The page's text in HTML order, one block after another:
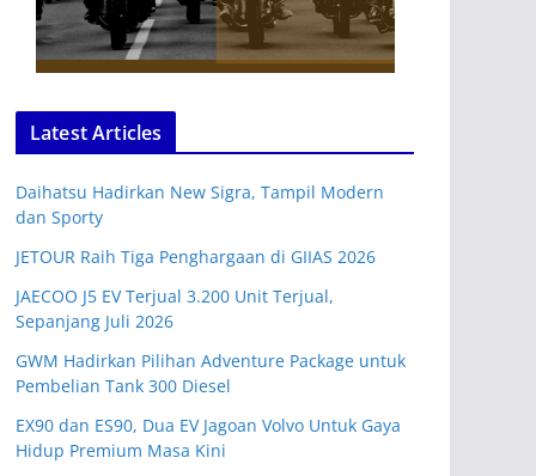
Latest Articles
Daihatsu Hadirkan New Sigra, Tampil Modern
dan Sporty
JETOUR Raih Tiga Penghargaan di GIIAS 2026
JAECOO J5 EV Terjual 3.200 Unit Terjual,
Sepanjang Juli 2026
GWM Hadirkan Pilihan Adventure Package untuk
Pembelian Tank 300 Diesel
EX90 dan ES90, Dua EV Jagoan Volvo Untuk Gaya
Hidup Premium Masa Kini